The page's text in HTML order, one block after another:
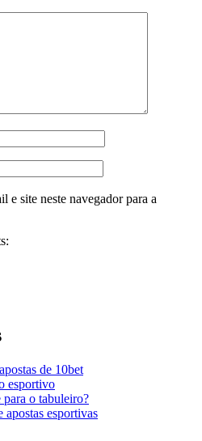
e site neste navegador para a
de 10bet
esportivo
para o tabuleiro?
apostas esportivas